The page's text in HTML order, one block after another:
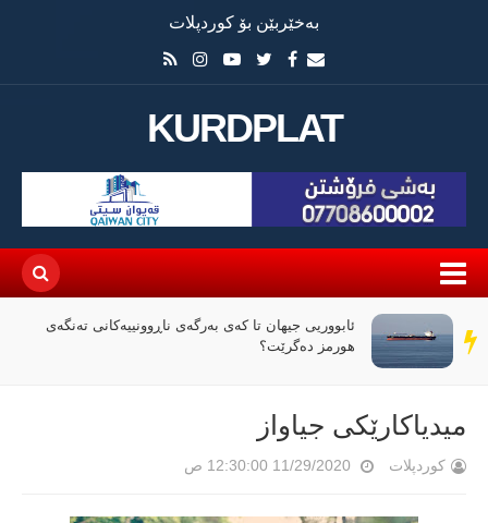
بەخێربێن بۆ کوردپلات
KURDPLAT
سەر
دێڕ
ئابووریی جیهان تا کەی بەرگەی ناڕوونییەکانی تەنگەی
هورمز دەگرێت؟
میدیاکارێکی جیاواز
کوردپلات 11/29/2020 12:30:00 ص